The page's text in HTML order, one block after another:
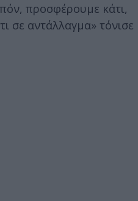
προσφέρουμε κάτι,
σε αντάλλαγμα» τόνισε